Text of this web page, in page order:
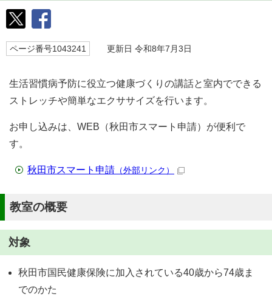
ページ番号1043241 更新日 令和8年7月3日
生活習慣病予防に役立つ健康づくりの講話と室内でできる
ストレッチや簡単なエクササイズを行います。
お申し込みは、WEB（秋田市スマート申請）が便利で
す。
秋田市スマート申請 （外部リンク）
教室の概要
対象
秋田市国民健康保険に加入されている40歳から74歳ま
でのかた